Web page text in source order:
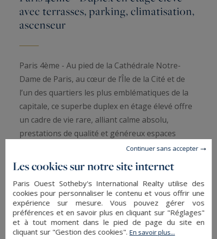
avec terrasses, parking, climatisation,
ascenseur
Paris 4ème - Au pied de la Cathédrale Notre-
Dame de Paris, au cœur de l’Île de la Cité et de
l’un des quartiers les plus emblématiques de la
capitale, ce superbe duplex en étage élevé offre
un cadre de vie rare, alliant calme absolu,
prestations de qualité et généreux espaces
Situé aux 3ᵉ et 4ᵉ étages avec ascenseur d’une
élégante copropriété parfaitement entretenue,
avec gardienne, dont le ravalement de la cour
intérieure est actuellement en cours, cet
appartement développe 93 m² Loi Carrez (97 m²
Les cookies sur notre site internet
Paris Ouest Sotheby's International Realty utilise des
cookies pour personnaliser le contenu et vous offrir une
expérience sur mesure. Vous pouvez gérer vos
préférences et en savoir plus en cliquant sur "Réglages"
et à tout moment dans le pied de page du site en
cliquant sur "Gestion des cookies".En savoir plus...
Continuer sans accepter